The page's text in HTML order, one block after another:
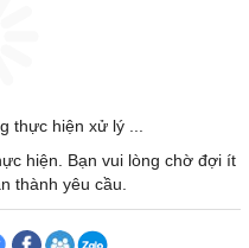
thực hiện xử lý ...
hiện. Bạn vui lòng chờ đợi ít
thành yêu cầu.